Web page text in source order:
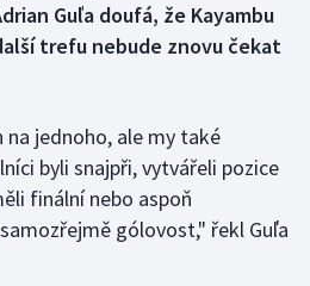
Guľa doufá, že Kayambu
trefu nebude znovu čekat
jednoho, ale my také
byli snajpři, vytvářeli pozice
finální nebo aspoň
gólovost," řekl Guľa